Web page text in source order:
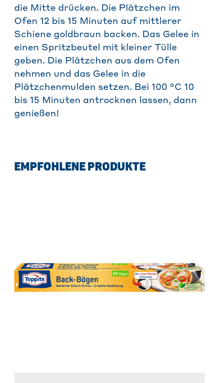
die Mitte drücken. Die Plätzchen im
Ofen 12 bis 15 Minuten auf mittlerer
Schiene goldbraun backen. Das Gelee in
einen Spritzbeutel mit kleiner Tülle
geben. Die Plätzchen aus dem Ofen
nehmen und das Gelee in die
Plätzchenmulden setzen. Bei 100 °C 10
bis 15 Minuten antrocknen lassen, dann
genießen!
EMPFOHLENE PRODUKTE